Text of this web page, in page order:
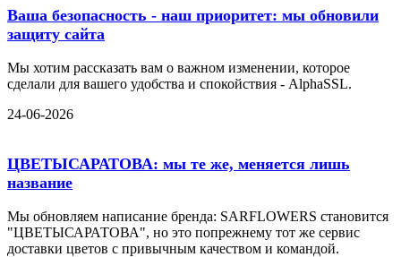
Ваша безопасность - наш приоритет: мы обновили
защиту сайта
Мы хотим рассказать вам о важном изменении, которое
сделали для вашего удобства и спокойствия - AlphaSSL.
24-06-2026
ЦВЕТЫСАРАТОВА: мы те же, меняется лишь
название
Мы обновляем написание бренда: SARFLOWERS становится
"ЦВЕТЫСАРАТОВА", но это попрежнему тот же сервис
доставки цветов с привычным качеством и командой.